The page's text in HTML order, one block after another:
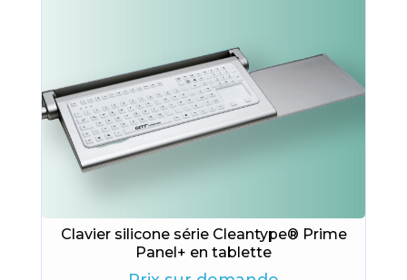
Clavier silicone série Cleantype® Prime
Panel+ en tablette